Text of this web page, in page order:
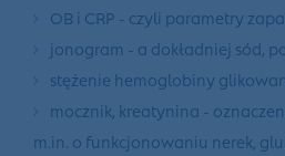
OB i CRP - czyli parametry
jonogram - a dokładniej sód,
stężenie hemoglobiny
mocznik, kreatynina -
m.in. o funkcjonowaniu nerek,